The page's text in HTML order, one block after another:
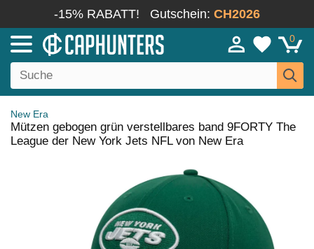
-15% RABATT! Gutschein: CH2026
0
New Era
Mützen gebogen grün verstellbares band 9FORTY The
League der New York Jets NFL von New Era